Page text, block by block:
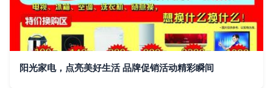
阳光家电，点亮美好生活 品牌促销活动精彩瞬间